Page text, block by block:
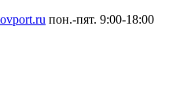
пон.-пят. 9:00-18:00